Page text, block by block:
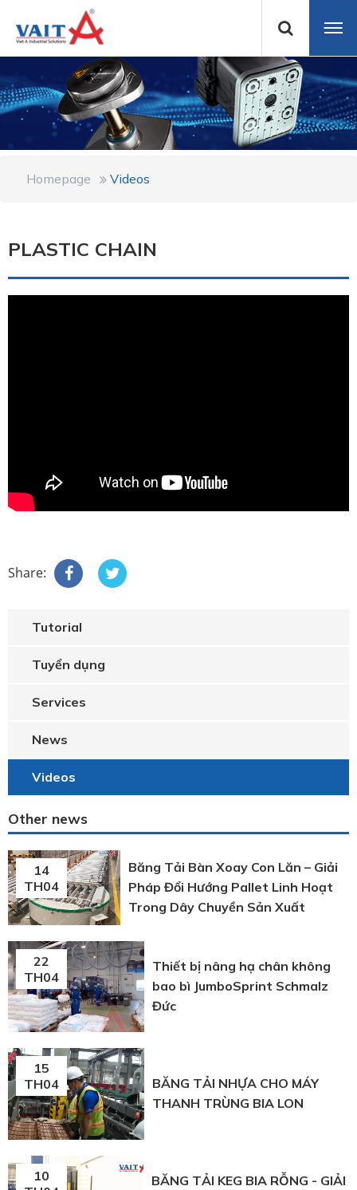
Homepage Videos
PLASTIC CHAIN
Share:
Tutorial
Tuyển dụng
Services
News
Videos
Other news
14
TH04
Băng Tải Bàn Xoay Con Lăn – Giải
Pháp Đổi Hướng Pallet Linh Hoạt
Trong Dây Chuyền Sản Xuất
22
TH04
Thiết bị nâng hạ chân không
bao bì JumboSprint Schmalz
Đức
15
TH04
BĂNG TẢI NHỰA CHO MÁY
THANH TRÙNG BIA LON
10
BĂNG TẢI KEG BIA RỖNG - GIẢI